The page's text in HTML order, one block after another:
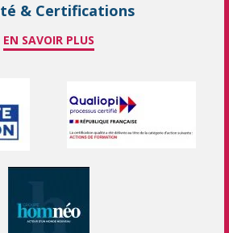
& Certifications
EN SAVOIR PLUS